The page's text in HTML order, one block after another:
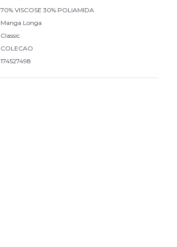
70% VISCOSE 30% POLIAMIDA
Manga Longa
Classic
COLECAO
174527498